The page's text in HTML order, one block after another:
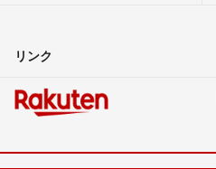
リンク